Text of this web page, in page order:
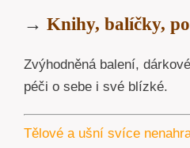
→ Knihy, balíčky,
Zvýhodněná balení,
péči o sebe i své blízké.
Tělové a ušní svíce